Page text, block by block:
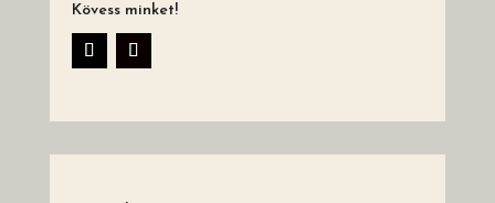
Kövess minket!